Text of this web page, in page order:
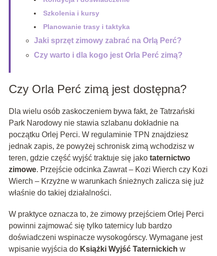
Szkolenia i kursy
Planowanie trasy i taktyka
Jaki sprzęt zimowy zabrać na Orlą Perć?
Czy warto i dla kogo jest Orla Perć zimą?
Czy Orla Perć zimą jest dostępna?
Dla wielu osób zaskoczeniem bywa fakt, że Tatrzański
Park Narodowy nie stawia szlabanu dokładnie na
początku Orlej Perci. W regulaminie TPN znajdziesz
jednak zapis, że powyżej schronisk zimą wchodzisz w
teren, gdzie część wyjść traktuje się jako taternictwo
zimowe. Przejście odcinka Zawrat – Kozi Wierch czy Kozi
Wierch – Krzyżne w warunkach śnieżnych zalicza się już
właśnie do takiej działalności.
W praktyce oznacza to, że zimowy przejściem Orlej Perci
powinni zajmować się tylko taternicy lub bardzo
doświadczeni wspinacze wysokogórscy. Wymagane jest
wpisanie wyjścia do Książki Wyjść Taternickich w